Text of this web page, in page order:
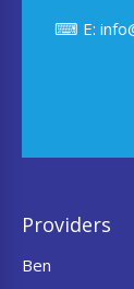
⌨ E:
Providers
Ben